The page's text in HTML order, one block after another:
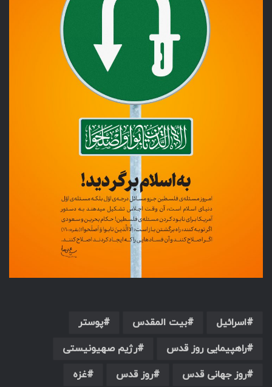
اسرائیل بیت المقدس
پوستر
راهپیمایی روز قدس
رژیم صهیونیستی
روز جهانی قدس
روز قدس
غزه